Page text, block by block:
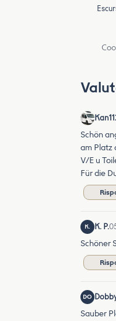
Schön
am Platz
V/E u
Für die
K. K. P.
Schöner
DO
Sauber